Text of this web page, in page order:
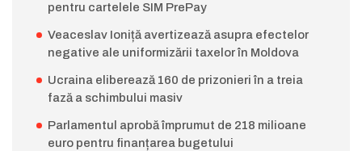
pentru cartelele SIM PrePay
Veaceslav Ioniță avertizează asupra efectelor
negative ale uniformizării taxelor în Moldova
Ucraina eliberează 160 de prizonieri în a treia
fază a schimbului masiv
Parlamentul aprobă împrumut de 218 milioane
euro pentru finanțarea bugetului